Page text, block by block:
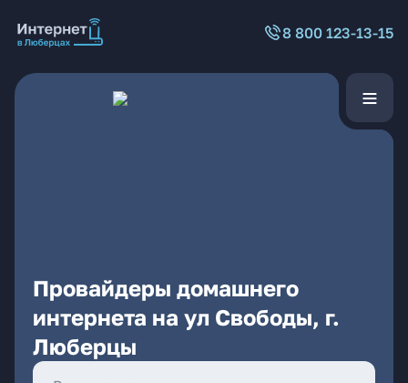
8 800 123-13-15
Провайдеры домашнего
интернета на ул Свободы, г.
Люберцы